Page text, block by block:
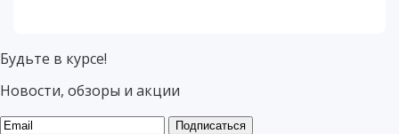
Будьте в курсе!
Новости, обзоры и акции
Подписаться